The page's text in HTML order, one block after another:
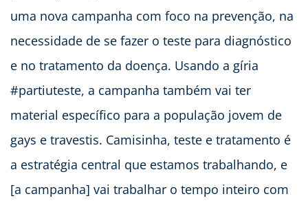
uma nova campanha com foco na prevenção, na
necessidade de se fazer o teste para diagnóstico
e no tratamento da doença. Usando a gíria
#partiuteste, a campanha também vai ter
material específico para a população jovem de
gays e travestis. Camisinha, teste e tratamento é
a estratégia central que estamos trabalhando, e
[a campanha] vai trabalhar o tempo inteiro com